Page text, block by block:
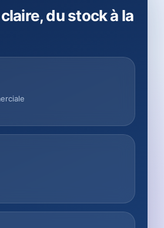
du stock à la